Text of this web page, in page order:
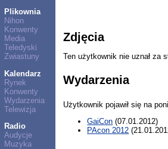
Plikownia
Nihon
Konwenty
Media
Teledyski
Zwiastuny
Kalendarz
Rynek
Konwenty
Wydarzenia
Telewizja
Radio
Audycje
Muzyka
Zdjęcia
Ten użytkownik nie uznał za
Wydarzenia
Użytkownik pojawił się na
GaiCon (07.01.2012)
PAcon 2012